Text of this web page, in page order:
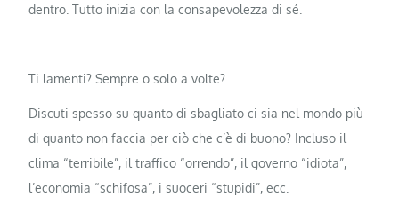
dentro. Tutto inizia con la consapevolezza di sé.
Ti lamenti? Sempre o solo a volte?
Discuti spesso su quanto di sbagliato ci sia nel mondo più
di quanto non faccia per ciò che c’è di buono? Incluso il
clima “terribile”, il traffico “orrendo”, il governo “idiota”,
l’economia “schifosa”, i suoceri “stupidi”, ecc.